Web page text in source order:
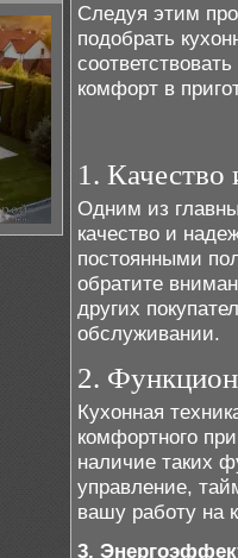
Следуя этим
подобрать
комфорт в
1. Качество
Одним из
качество и
постоянными
обратите
других
обслуживании.
2.
Кухонная
комфортного
наличие таких
управление,
вашу работу на
3.